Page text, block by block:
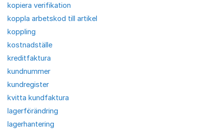
kopiera verifikation
koppla arbetskod till artikel
koppling
kostnadställe
kreditfaktura
kundnummer
kundregister
kvitta kundfaktura
lagerförändring
lagerhantering